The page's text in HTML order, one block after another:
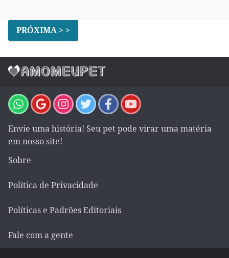
PRÓXIMA > >
Envie uma história! Seu pet pode virar uma matéria
em nosso site!
Sobre
Política de Privacidade
Políticas e Padrões Editoriais
Fale com a gente